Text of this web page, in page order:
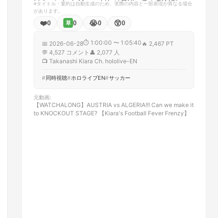
※タイトル・要約は自動生成のため、実際の内容と一部表現が異なる場合
があります。
❤️0 草 0 😭0 😲0
📅 2026-06-28⏱ 1:00:00 〜 1:05:40 🔥 2,467 PT
💬 4,527 コメント 👤 2,077 人
📺 Takanashi Kiara Ch. hololive-EN
同時視聴 ホロライブEN サッカー
元動画:
【WATCHALONG】AUSTRIA vs ALGERIA!!! Can we make it
to KNOCKOUT STAGE? 【Kiara's Football Fever Frenzy】